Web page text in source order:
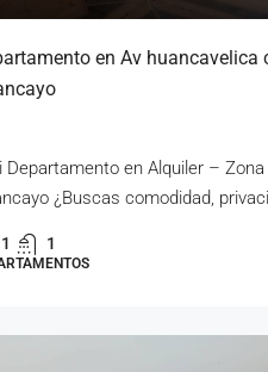
en Av huancavelica
Departamento en Alquiler –
¿Buscas comodidad,
1 1